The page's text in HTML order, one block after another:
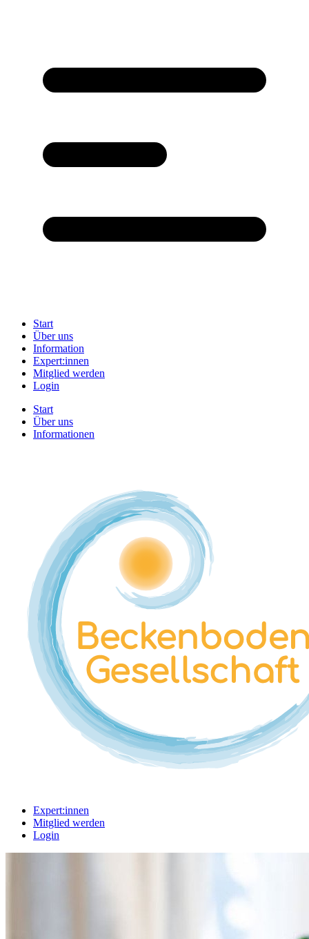
Start
Über uns
Information
Expert:innen
Mitglied werden
Login
Start
Über uns
Informationen
Expert:innen
Mitglied werden
Login